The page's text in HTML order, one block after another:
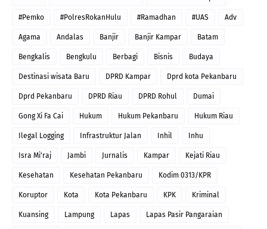
#Pemko #PolresRokanHulu #Ramadhan #UAS Adv
Agama Andalas Banjir Banjir Kampar Batam
Bengkalis Bengkulu Berbagi Bisnis Budaya
Destinasi wisata Baru DPRD Kampar Dprd kota Pekanbaru
Dprd Pekanbaru DPRD Riau DPRD Rohul Dumai
Gong Xi Fa Cai Hukum Hukum Pekanbaru Hukum Riau
Ilegal Logging Infrastruktur Jalan Inhil Inhu
Isra Mi'raj Jambi Jurnalis Kampar Kejati Riau
Kesehatan Kesehatan Pekanbaru Kodim 0313/KPR
Koruptor Kota Kota Pekanbaru KPK Kriminal
Kuansing Lampung Lapas Lapas Pasir Pangaraian